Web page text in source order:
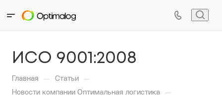
ИСО 9001:2008
Главная — Статьи —
Новости компании Оптимальная логистика —